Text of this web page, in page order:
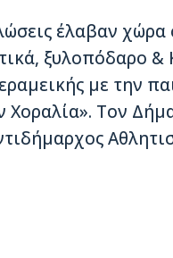
έλαβαν
ξυλοπόδαρο
με την
Χοραλία». Τον